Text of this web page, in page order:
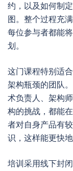
约，以及如何制
图。整个过程充
每位参与者都能
划。
这门课程特别适
架构瓶颈的团队
术负责人、架构
构的挑战，都能
者对自身产品有
识，这样能更快
培训采用线下封